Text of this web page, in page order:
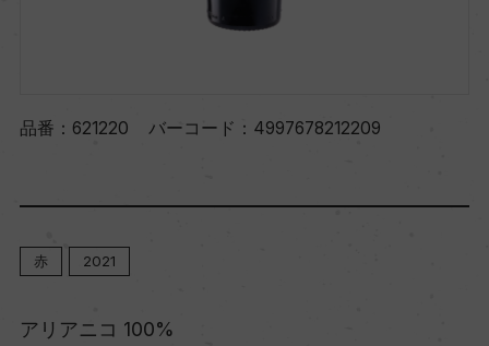
品番： 621220 バーコード： 4997678212209
赤 2021
アリアニコ 100%